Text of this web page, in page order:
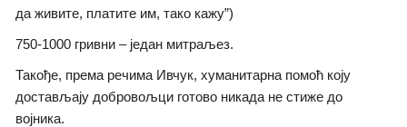
да живите, платите им, тако кажу”)
750-1000 гривни – један митраљез.
Такође, према речима Ивчук, хуманитарна помоћ коју
достављају добровољци готово никада не стиже до
војника.